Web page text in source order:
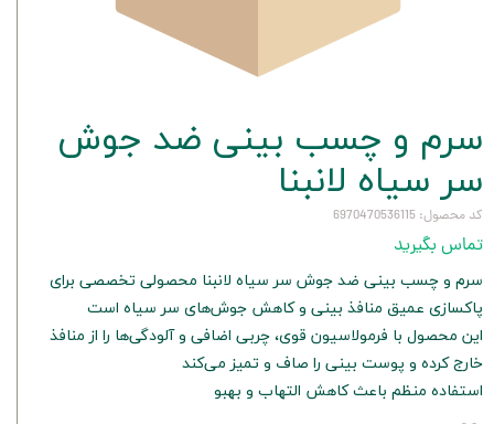
سرم و چسب بینی ضد جوش
سر سیاه لانبنا
کد محصول: 6970470536115
تماس بگیرید
سرم و چسب بینی ضد جوش سر سیاه لانبنا محصولی تخصصی برای
پاکسازی عمیق منافذ بینی و کاهش جوش‌های سر سیاه است
این محصول با فرمولاسیون قوی، چربی اضافی و آلودگی‌ها را از منافذ
خارج کرده و پوست بینی را صاف و تمیز می‌کند
استفاده منظم باعث کاهش التهاب و بهبو